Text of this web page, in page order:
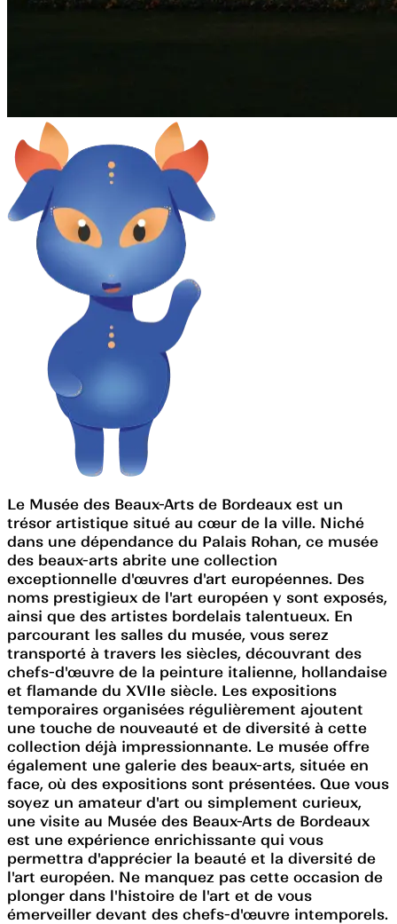
Le Musée des Beaux-Arts de Bordeaux est un
trésor artistique situé au cœur de la ville. Niché
dans une dépendance du Palais Rohan, ce musée
des beaux-arts abrite une collection
exceptionnelle d'œuvres d'art européennes. Des
noms prestigieux de l'art européen y sont exposés,
ainsi que des artistes bordelais talentueux. En
parcourant les salles du musée, vous serez
transporté à travers les siècles, découvrant des
chefs-d'œuvre de la peinture italienne, hollandaise
et flamande du XVIIe siècle. Les expositions
temporaires organisées régulièrement ajoutent
une touche de nouveauté et de diversité à cette
collection déjà impressionnante. Le musée offre
également une galerie des beaux-arts, située en
face, où des expositions sont présentées. Que vous
soyez un amateur d'art ou simplement curieux,
une visite au Musée des Beaux-Arts de Bordeaux
est une expérience enrichissante qui vous
permettra d'apprécier la beauté et la diversité de
l'art européen. Ne manquez pas cette occasion de
plonger dans l'histoire de l'art et de vous
émerveiller devant des chefs-d'œuvre intemporels.